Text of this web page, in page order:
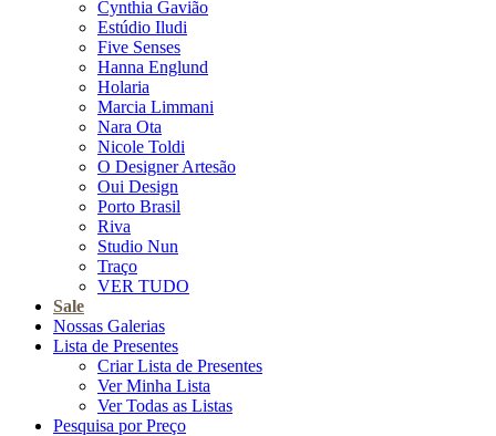
Cynthia Gavião
Estúdio Iludi
Five Senses
Hanna Englund
Holaria
Marcia Limmani
Nara Ota
Nicole Toldi
O Designer Artesão
Oui Design
Porto Brasil
Riva
Studio Nun
Traço
VER TUDO
Sale
Nossas Galerias
Lista de Presentes
Criar Lista de Presentes
Ver Minha Lista
Ver Todas as Listas
Pesquisa por Preço